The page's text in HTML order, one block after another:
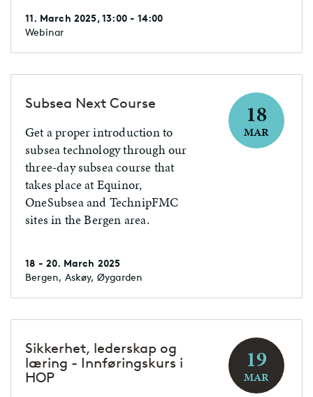
11. March 2025, 13:00 - 14:00
Webinar
Subsea Next Course
Get a proper introduction to
subsea technology through our
three-day subsea course that
takes place at Equinor,
OneSubsea and TechnipFMC
sites in the Bergen area.
18 - 20. March 2025
Bergen, Askøy, Øygarden
18
MAR
Sikkerhet, lederskap og
læring - Innføringskurs i
HOP
19
MAR